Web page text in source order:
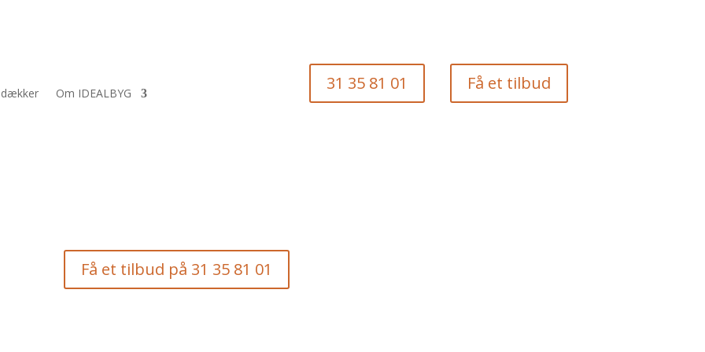
Om IDEALBYG 31 35 81 01 Få et tilbud
Få et tilbud på 31 35 81 01